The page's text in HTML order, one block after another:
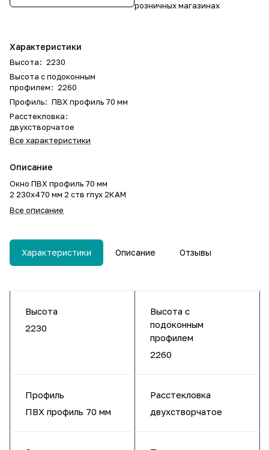
Характеристики
Высота: 2230
Высота с подоконным
профилем: 2260
Профиль: ПВХ профиль 70 мм
Расстекловка:
двухстворчатое
Все характеристики
Описание
Окно ПВХ профиль 70 мм
2 230х470 мм 2 ств глух 2КАМ
Все описание
розничных магазинах
Характеристики Описание Отзывы
Высота
2230
Высота с
подоконным
профилем
2260
Профиль
ПВХ профиль 70 мм
Расстекловка
двухстворчатое